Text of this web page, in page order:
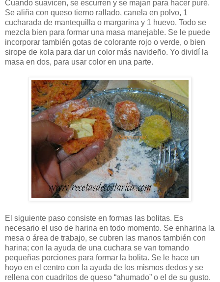
Cuando suavicen, se escurren y se majan para hacer puré.
Se aliña con queso tierno rallado, canela en polvo, 1
cucharada de mantequilla o margarina y 1 huevo. Todo se
mezcla bien para formar una masa manejable. Se le puede
incorporar también gotas de colorante rojo o verde, o bien
sirope de kola para dar un color más navideño. Yo dividí la
masa en dos, para usar color en una parte.
El siguiente paso consiste en formas las bolitas. Es
necesario el uso de harina en todo momento. Se enharina la
mesa o área de trabajo, se cubren las manos también con
harina; con la ayuda de una cuchara se van tomando
pequeñas porciones para formar la bolita. Se le hace un
hoyo en el centro con la ayuda de los mismos dedos y se
rellena con cuadritos de queso “ahumado” o el de su gusto.